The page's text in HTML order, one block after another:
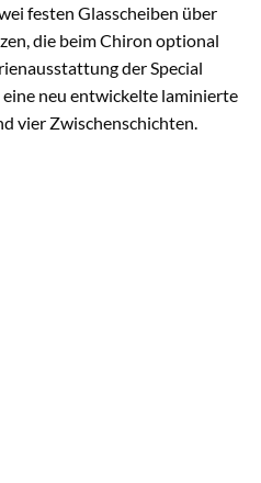
festen Glasscheiben über
die beim Chiron optional
der Special
neu entwickelte laminierte
vier Zwischenschichten.